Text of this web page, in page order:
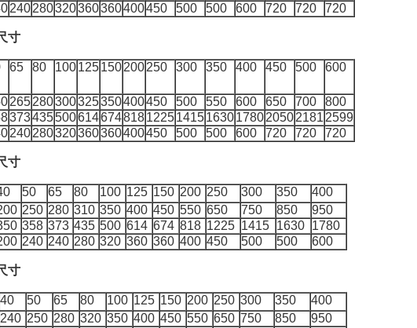
240280320360360400450 500 500 600 720 720 720
寸
65 80 100125150200250 300 350 400 450 500 600
265280300325350400450 500 550 600 650 700
800
373435500614674818122514151630178020502181 2599
240280320360360400450 500 500 600 720 720 720
寸
50 65 80 100 125 150 200 250 300 350
400
250 280 310 350 400 450 550 650 750 850
950
358 373 435 500 614 674 818 1225 1415 1630 1780
240 240 280 320 360 360 400 450 500 500 600
寸
40 50 65 80 100 125 150 200 250 300 350
400
240 250 280 320 350 400 450 550 650 750 850
950